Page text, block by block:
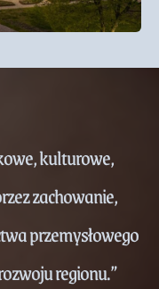
kulturowe,
zachowanie,
przemysłowego
regionu.”